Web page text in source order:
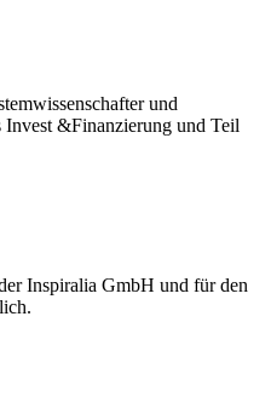
und
Invest &Finanzierung und Teil
Inspiralia GmbH und für den